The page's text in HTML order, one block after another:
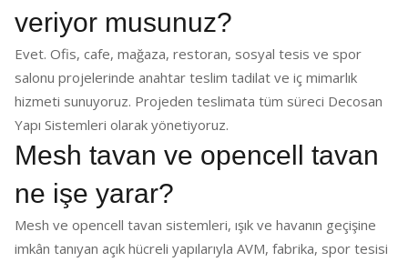
veriyor musunuz?
Evet. Ofis, cafe, mağaza, restoran, sosyal tesis ve spor
salonu projelerinde anahtar teslim tadilat ve iç mimarlık
hizmeti sunuyoruz. Projeden teslimata tüm süreci Decosan
Yapı Sistemleri olarak yönetiyoruz.
Mesh tavan ve opencell tavan
ne işe yarar?
Mesh ve opencell tavan sistemleri, ışık ve havanın geçişine
imkân tanıyan açık hücreli yapılarıyla AVM, fabrika, spor tesisi